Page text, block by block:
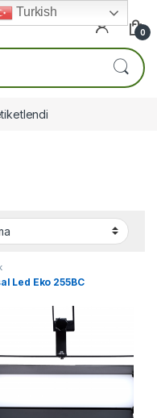
0
Led Eko 255BC
Turkish